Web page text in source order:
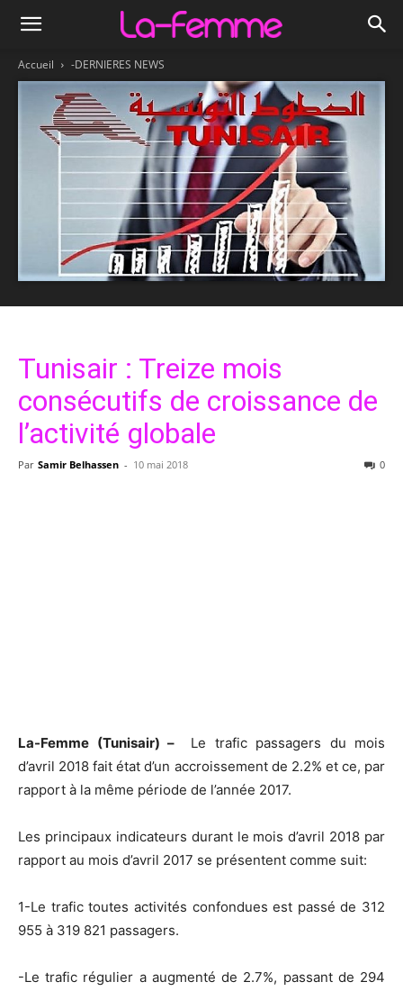
Accueil -DERNIERES NEWS
Tunisair : Treize mois
consécutifs de croissance de
l’activité globale
Par Samir Belhassen - 10 mai 2018 0
La-Femme (Tunisair) –
Le trafic passagers du mois
d’avril 2018 fait état d’un accroissement de 2.2% et ce, par
rapport à la même période de l’année 2017.
Les principaux indicateurs durant le mois d’avril 2018 par
rapport au mois d’avril 2017 se présentent comme suit:
1-Le trafic toutes activités confondues est passé de 312
955 à 319 821 passagers.
-Le trafic régulier a augmenté de 2.7%, passant de 294